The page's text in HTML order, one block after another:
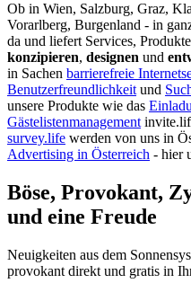
Ob in Wien, Salzburg, Graz,
Vorarlberg, Burgenland - in
da und liefert Services,
konzipieren, designen und
in Sachen barrierefreie
Benutzerfreundlichkeit und
unsere Produkte wie das
Gästelistenmanagement
survey.life werden von uns in
Advertising in Österreich - hier
Böse, Provokant,
und eine Freude
Neuigkeiten aus dem
provokant direkt und gratis in